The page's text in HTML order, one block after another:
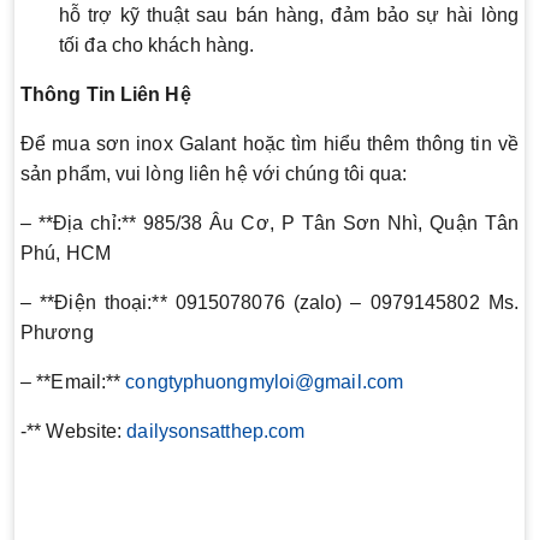
hỗ trợ kỹ thuật sau bán hàng, đảm bảo sự hài lòng
tối đa cho khách hàng.
Thông Tin Liên Hệ
Để mua sơn inox Galant hoặc tìm hiểu thêm thông tin về
sản phẩm, vui lòng liên hệ với chúng tôi qua:
– **Địa chỉ:** 985/38 Âu Cơ, P Tân Sơn Nhì, Quận Tân
Phú, HCM
– **Điện thoại:** 0915078076 (zalo) – 0979145802 Ms.
Phương
– **Email:**congtyphuongmyloi@gmail.com
-** Website:dailysonsatthep.com